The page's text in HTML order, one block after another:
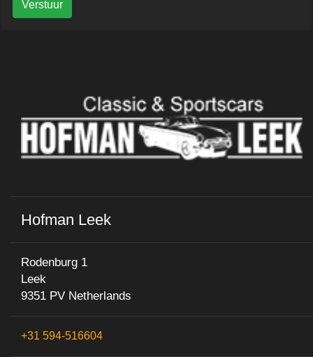
Verstuur
Hofman Leek
Rodenburg 1
Leek
9351 PV Netherlands
+31 594-516604